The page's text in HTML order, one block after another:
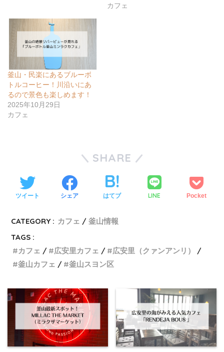
カフェ
釜山・民楽にあるブルーボ
トルコーヒー！川沿いにあ
るので景色も楽しめます！
2025年10月29日
カフェ
SHARE
ツイート シェア はてブ LINE Pocket
CATEGORY : カフェ
釜山情報
TAGS :
カフェ
広安里カフェ
広安里（クァンアンリ）
釜山カフェ
釜山スヨン区